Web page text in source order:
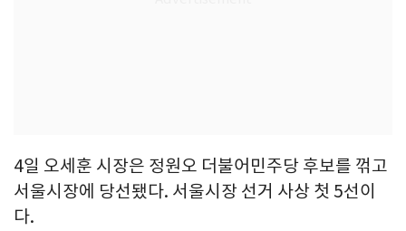
4일 오세훈 시장은 정원오 더불어민주당 후보를 꺾고
서울시장에 당선됐다. 서울시장 선거 사상 첫 5선이
다.